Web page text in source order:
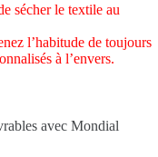
sécher le textile au
l’habitude de toujours
à l’envers.
avec Mondial